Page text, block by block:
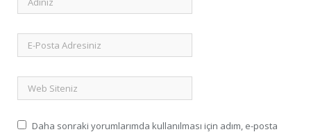
Daha sonraki yorumlarımda kullanılması için adım, e-posta